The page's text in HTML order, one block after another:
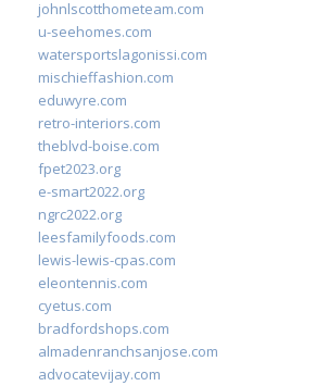
johnlscotthometeam.com
u-seehomes.com
watersportslagonissi.com
mischieffashion.com
eduwyre.com
retro-interiors.com
theblvd-boise.com
fpet2023.org
e-smart2022.org
ngrc2022.org
leesfamilyfoods.com
lewis-lewis-cpas.com
eleontennis.com
cyetus.com
bradfordshops.com
almadenranchsanjose.com
advocatevijay.com